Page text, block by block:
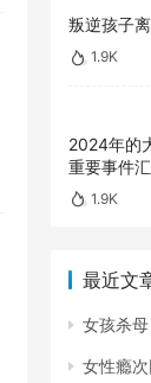
叛逆孩子
1.9K
2024年的
重要事件
1.9K
最近文
女孩杀
女性瘾次